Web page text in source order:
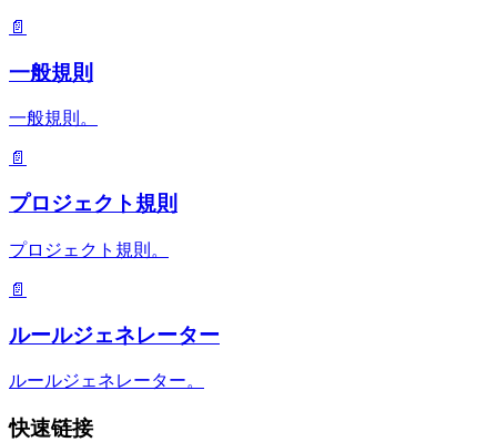
📄
一般規則
一般規則。
📄
プロジェクト規則
プロジェクト規則。
📄
ルールジェネレーター
ルールジェネレーター。
快速链接